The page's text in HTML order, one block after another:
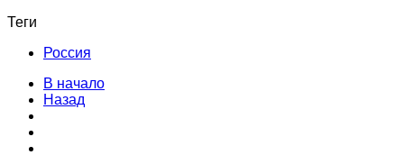
Теги
Россия
В начало
Назад